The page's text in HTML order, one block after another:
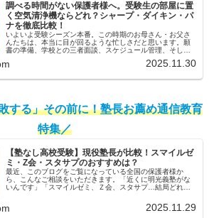
調べる時間がない保護者様へ。受験生の部屋に置
く空気清浄機ならどれ？シャープ・ダイキン・パ
ナを徹底比較！
いよいよ受験シーズン本番。この時期のお母さん・お父さ
んたちは、本当に目が回るような忙しさだと思います。願
書の準備、学校との三者面談、スケジュール管理、そして
ほどあるのに、時間がいくらあって...
2025.11.30
する」その前に！塾長お薦め通信教育
特集／
【塾なし高校受験】現役塾長が比較！スマイルゼ
ミ・Z会・スタサプのおすすめは？
最近、このブログをご覧になっている全国の保護者様か
ら、こんなご相談をいただきます。「近くに明光義塾がな
いんです」「スマイルゼミ、Ｚ会、スタサプ…結局どれが
2025.11.29